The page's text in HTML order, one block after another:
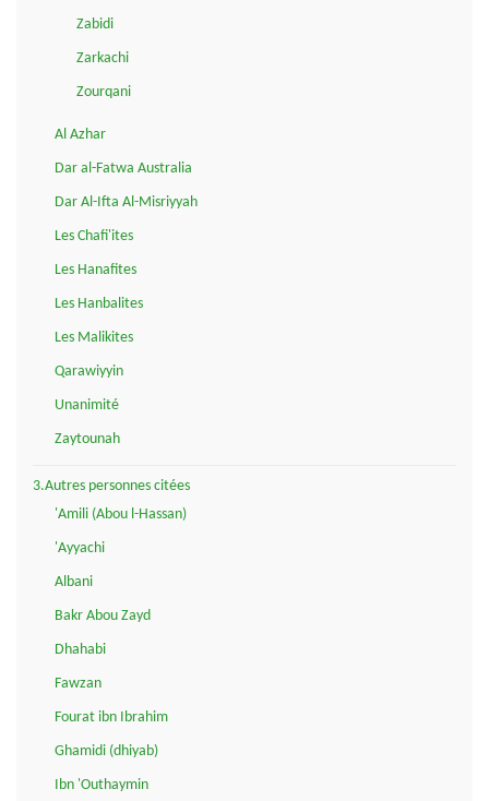
Zabidi
Zarkachi
Zourqani
Al Azhar
Dar al-Fatwa Australia
Dar Al-Ifta Al-Misriyyah
Les Chafi'ites
Les Hanafites
Les Hanbalites
Les Malikites
Qarawiyyin
Unanimité
Zaytounah
3.Autres personnes citées
'Amili (Abou l-Hassan)
'Ayyachi
Albani
Bakr Abou Zayd
Dhahabi
Fawzan
Fourat ibn Ibrahim
Ghamidi (dhiyab)
Ibn 'Outhaymin